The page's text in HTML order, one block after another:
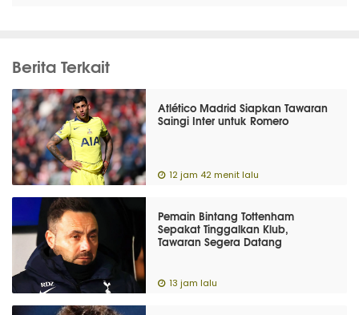
Berita Terkait
Atlético Madrid Siapkan Tawaran
Saingi Inter untuk Romero
12 jam 42 menit lalu
Pemain Bintang Tottenham
Sepakat Tinggalkan Klub,
Tawaran Segera Datang
13 jam lalu